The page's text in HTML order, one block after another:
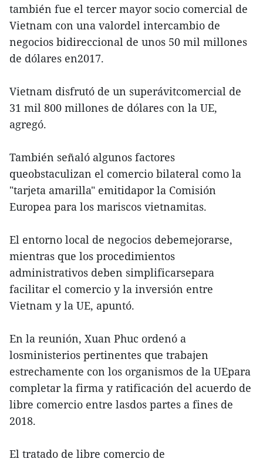
también fue el tercer mayor socio comercial de
Vietnam con una valordel intercambio de
negocios bidireccional de unos 50 mil millones
de dólares en2017.
Vietnam disfrutó de un superávitcomercial de
31 mil 800 millones de dólares con la UE,
agregó.
También señaló algunos factores
queobstaculizan el comercio bilateral como la
"tarjeta amarilla" emitidapor la Comisión
Europea para los mariscos vietnamitas.
El entorno local de negocios debemejorarse,
mientras que los procedimientos
administrativos deben simplificarsepara
facilitar el comercio y la inversión entre
Vietnam y la UE, apuntó.
En la reunión, Xuan Phuc ordenó a
losministerios pertinentes que trabajen
estrechamente con los organismos de la UEpara
completar la firma y ratificación del acuerdo de
libre comercio entre lasdos partes a fines de
2018.
El tratado de libre comercio de